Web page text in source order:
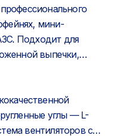
мини-
Подходит для
выпечки,
углы — L-
вентиляторов с